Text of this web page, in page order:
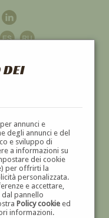
DEI
annunci e
degli annunci e del
e sviluppo di
a informazioni su
dei cookie
per offrirti la
personalizzata.
e accettare,
pannello
Policy cookieed
informazioni.
'800 E '900